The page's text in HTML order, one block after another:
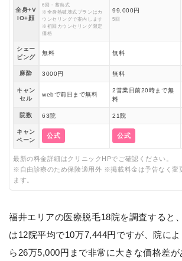
全身+V
IO+顔
6回・蓄熱式
※全身熱破壊式プランはカ
ウンセリングで案内します
※初回カウンセリング限定
価格
99,000円
5回
シェー
ビング
無料 無料
麻酔 3000円 無料
キャン
セル
webで前日まで無料
2営業日前20時まで無
料
院数 63院 21院
キャン
ペーン
公式 公式
最新の料金詳細はクリニックHPでご確認ください。
※自由診療のため保険適用外 ※掲載料金は予告なく変
ます。
福井エリアの医療脱毛18院を調査すると
は12院平均で10万7,444円ですが、院に
ら26万5,000円まで非常に大きな価格差